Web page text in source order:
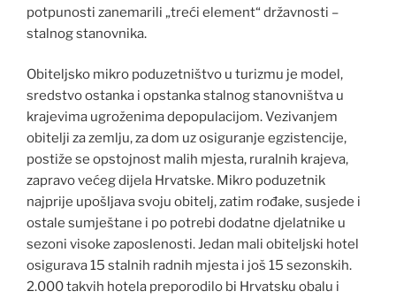
potpunosti zanemarili „treći element“ državnosti –
stalnog stanovnika.
Obiteljsko mikro poduzetništvo u turizmu je model,
sredstvo ostanka i opstanka stalnog stanovništva u
krajevima ugroženima depopulacijom. Vezivanjem
obitelji za zemlju, za dom uz osiguranje egzistencije,
postiže se opstojnost malih mjesta, ruralnih krajeva,
zapravo većeg dijela Hrvatske. Mikro poduzetnik
najprije upošljava svoju obitelj, zatim rođake, susjede i
ostale sumještane i po potrebi dodatne djelatnike u
sezoni visoke zaposlenosti. Jedan mali obiteljski hotel
osigurava 15 stalnih radnih mjesta i još 15 sezonskih.
2.000 takvih hotela preporodilo bi Hrvatsku obalu i